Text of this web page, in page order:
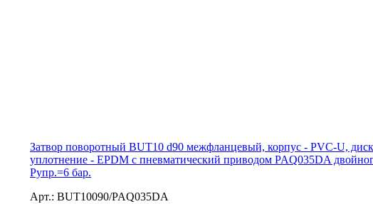
Затвор поворотный BUT10 d90 межфланцевый, корпус - PVC-U, диск
уплотнение - EPDM с пневматический приводом PAQ035DA
Рупр.=6 бар.
Арт.: BUT10090/PAQ035DA